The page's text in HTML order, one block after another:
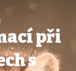
při
s